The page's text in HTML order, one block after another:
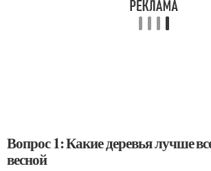
Вопрос 1: Какие деревья лучше
весной